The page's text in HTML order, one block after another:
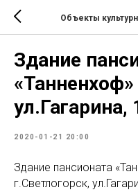
Объекты
Здание
«Танненхоф»
ул.Гагарина,
2020-01-21 20:00
Здание пансионата
г.Светлогорск,